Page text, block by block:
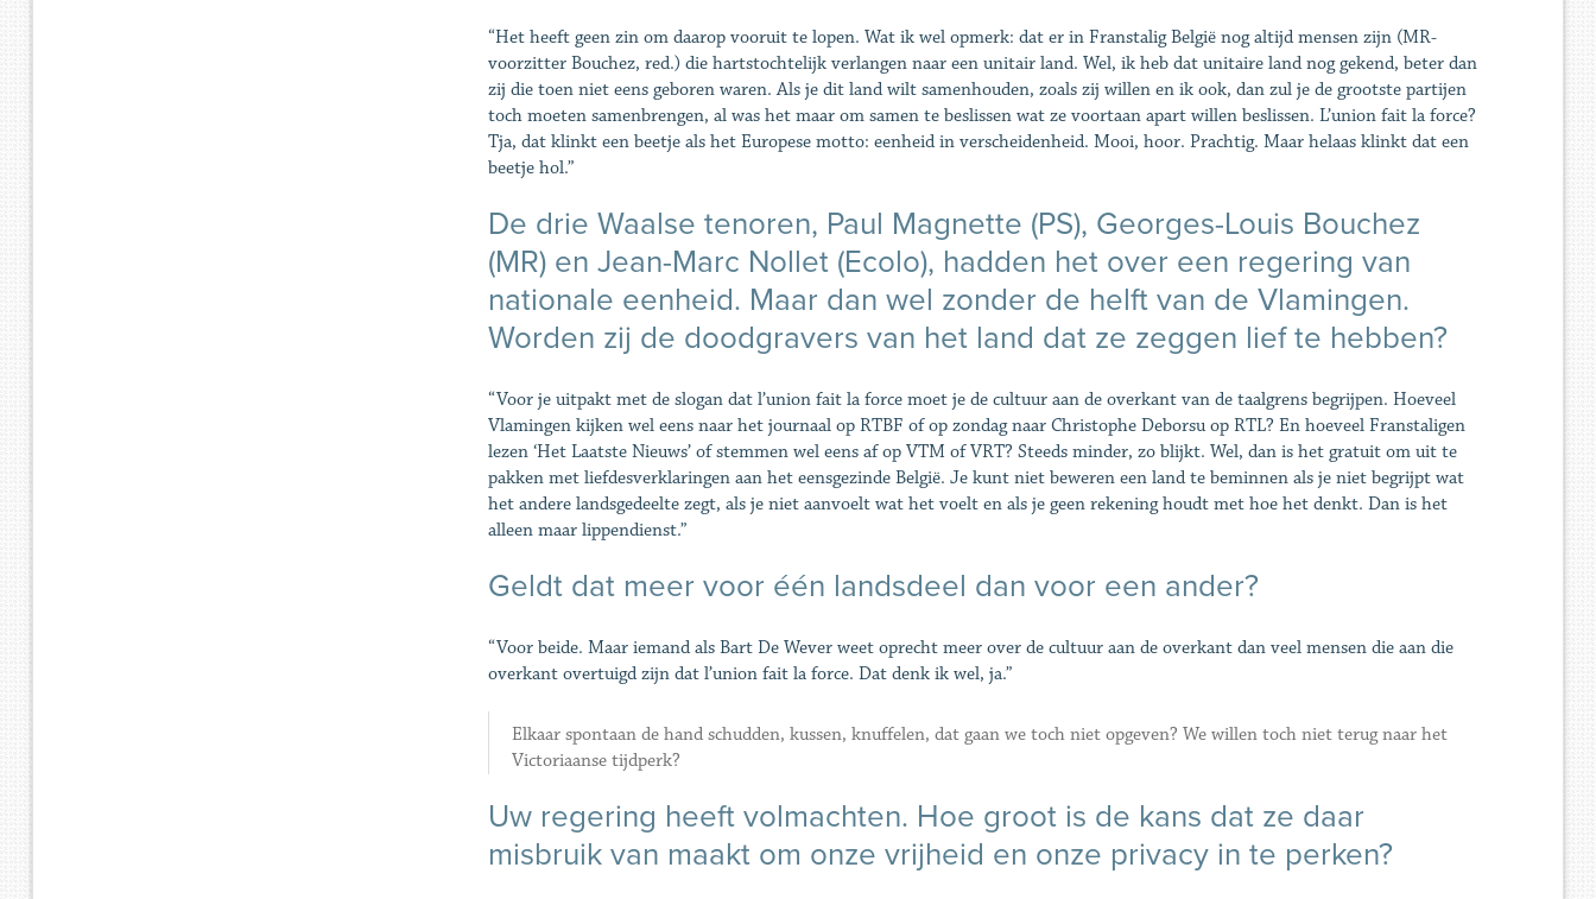
“Het heeft geen zin om daarop vooruit te lopen. Wat ik wel opmerk: dat er in Franstalig België nog altijd mensen zijn (MR-
voorzitter Bouchez, red.) die hartstochtelijk verlangen naar een unitair land. Wel, ik heb dat unitaire land nog gekend, beter dan
zij die toen niet eens geboren waren. Als je dit land wilt samenhouden, zoals zij willen en ik ook, dan zul je de grootste partijen
toch moeten samenbrengen, al was het maar om samen te beslissen wat ze voortaan apart willen beslissen. L’union fait la force?
Tja, dat klinkt een beetje als het Europese motto: eenheid in verscheidenheid. Mooi, hoor. Prachtig. Maar helaas klinkt dat een
beetje hol.”
De drie Waalse tenoren, Paul Magnette (PS), Georges-Louis Bouchez
(MR) en Jean-Marc Nollet (Ecolo), hadden het over een regering van
nationale eenheid. Maar dan wel zonder de helft van de Vlamingen.
Worden zij de doodgravers van het land dat ze zeggen lief te hebben?
“Voor je uitpakt met de slogan dat l’union fait la force moet je de cultuur aan de overkant van de taalgrens begrijpen. Hoeveel
Vlamingen kijken wel eens naar het journaal op RTBF of op zondag naar Christophe Deborsu op RTL? En hoeveel Franstaligen
lezen ‘Het Laatste Nieuws’ of stemmen wel eens af op VTM of VRT? Steeds minder, zo blijkt. Wel, dan is het gratuit om uit te
pakken met liefdesverklaringen aan het eensgezinde België. Je kunt niet beweren een land te beminnen als je niet begrijpt wat
het andere landsgedeelte zegt, als je niet aanvoelt wat het voelt en als je geen rekening houdt met hoe het denkt. Dan is het
alleen maar lippendienst.”
Geldt dat meer voor één landsdeel dan voor een ander?
“Voor beide. Maar iemand als Bart De Wever weet oprecht meer over de cultuur aan de overkant dan veel mensen die aan die
overkant overtuigd zijn dat l’union fait la force. Dat denk ik wel, ja.”
Elkaar spontaan de hand schudden, kussen, knuffelen, dat gaan we toch niet opgeven? We willen toch niet terug naar het
Victoriaanse tijdperk?
Uw regering heeft volmachten. Hoe groot is de kans dat ze daar
misbruik van maakt om onze vrijheid en onze privacy in te perken?